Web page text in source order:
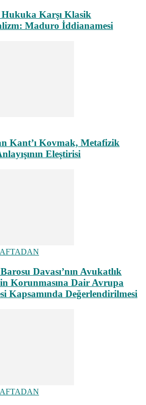
Hukuka Karşı Klasik
Maduro İddianamesi
Kant’ı Kovmak, Metafizik
Eleştirisi
Davası’nın Avukatlık
Korunmasına Dair Avrupa
Kapsamında Değerlendirilmesi